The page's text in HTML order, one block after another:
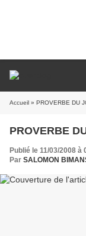
Accueil » PROVERBE DU
PROVERBE
Publié le 11/03/2008 à
Par SALOMON